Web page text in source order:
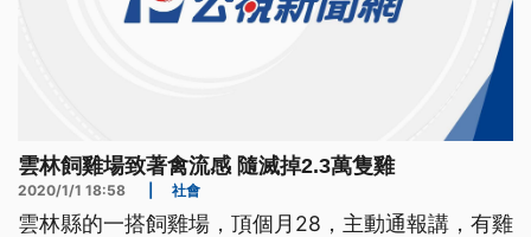
雲林飼雞場致著禽流感 隨滅掉2.3萬隻雞
2020/1/1 18:58 社會
雲林縣的一搭飼雞場，頂個月28，主動通報講，有雞